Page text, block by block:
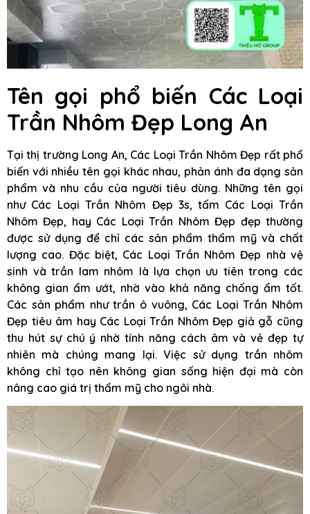
Tên gọi phổ biến Các Loại
Trần Nhôm Đẹp Long An
Tại thị trường Long An, Các Loại Trần Nhôm Đẹp rất phổ
biến với nhiều tên gọi khác nhau, phản ánh đa dạng sản
phẩm và nhu cầu của người tiêu dùng. Những tên gọi
như Các Loại Trần Nhôm Đẹp 3s, tấm Các Loại Trần
Nhôm Đẹp, hay Các Loại Trần Nhôm Đẹp đẹp thường
được sử dụng để chỉ các sản phẩm thẩm mỹ và chất
lượng cao. Đặc biệt, Các Loại Trần Nhôm Đẹp nhà vệ
sinh và trần lam nhôm là lựa chọn ưu tiên trong các
không gian ẩm ướt, nhờ vào khả năng chống ẩm tốt.
Các sản phẩm như trần ô vuông, Các Loại Trần Nhôm
Đẹp tiêu âm hay Các Loại Trần Nhôm Đẹp giả gỗ cũng
thu hút sự chú ý nhờ tính năng cách âm và vẻ đẹp tự
nhiên mà chúng mang lại. Việc sử dụng trần nhôm
không chỉ tạo nên không gian sống hiện đại mà còn
nâng cao giá trị thẩm mỹ cho ngôi nhà.